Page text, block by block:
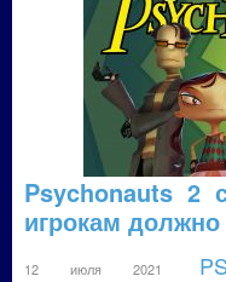
Psychonauts 2
игрокам
12 июля 2021